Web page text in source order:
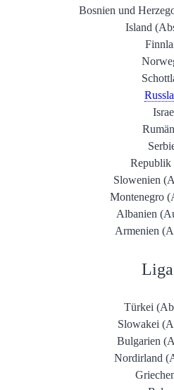
Bosnien und
Island
Republik
Slowenien
Montenegro
Albanien
Armenien
Türkei
Slowakei
Bulgarien
Nordirland